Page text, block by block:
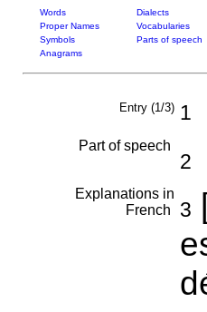
Words Dialects
Proper Names
Vocabularies
Symbols
Parts of speech
Anagrams
Entry (1/3) 1
Part of speech
2
Explanations in
French
3